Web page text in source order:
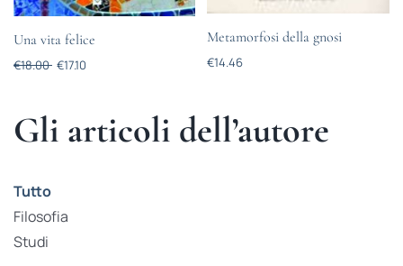
Una vita felice
€18.00 €17.10
Metamorfosi della gnosi
€14.46
Gli articoli dell’autore
Tutto
Filosofia
Studi